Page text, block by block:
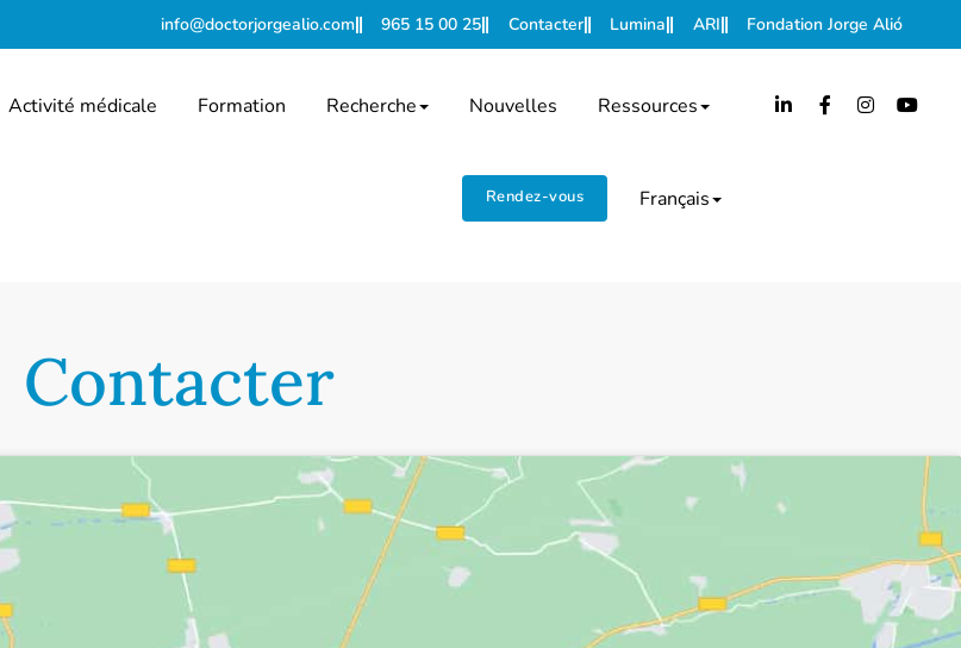
info@doctorjorgealio.com 965 15 00 25 Contacter Lumina ARI Fondation Jorge Alió
Activité médicale Formation Recherche Nouvelles Ressources
Rendez-vous Français
Contacter